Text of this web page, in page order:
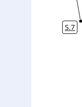
S.eite
7